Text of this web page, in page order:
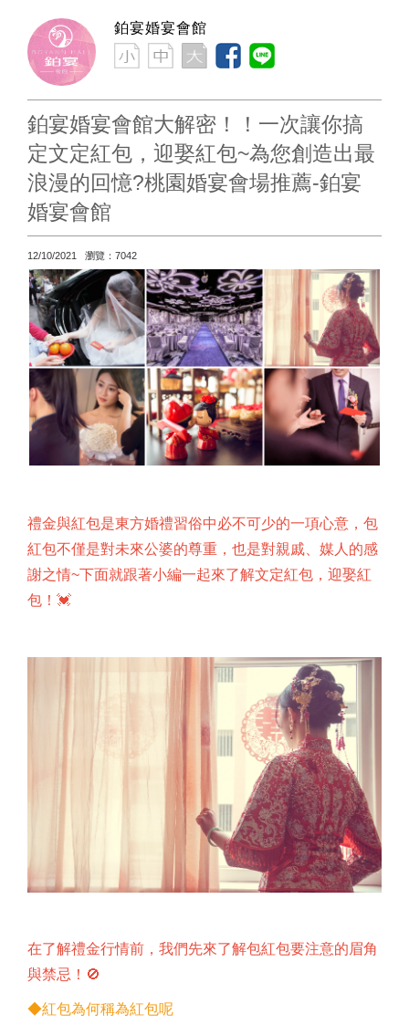
鉑宴婚宴會館
鉑宴婚宴會館大解密！！一次讓你搞
定文定紅包，迎娶紅包~為您創造出最
浪漫的回憶?桃園婚宴會場推薦-鉑宴
婚宴會館
12/10/2021 瀏覽：7042
禮金與紅包是東方婚禮習俗中必不可少的一項心意，包
紅包不僅是對未來公婆的尊重，也是對親戚、媒人的感
謝之情~下面就跟著小編一起來了解文定紅包，迎娶紅
包！💓
在了解禮金行情前，我們先來了解包紅包要注意的眉角
與禁忌！🚫
◆紅包為何稱為紅包呢